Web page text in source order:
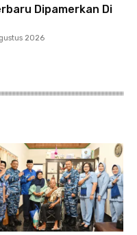
Dipamerkan Di
2026